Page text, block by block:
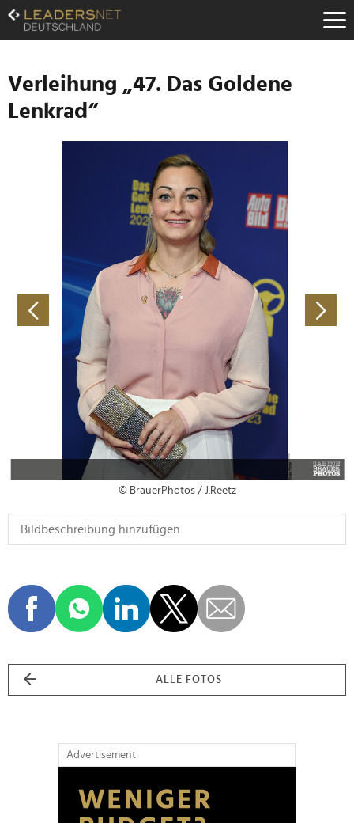
Zum
Inhalt
Zur
Navigation
Zur
Hauptnavigation
Verleihung „47. Das Goldene
Lenkrad“
© BrauerPhotos / J.Reetz
ALLE FOTOS
Advertisement